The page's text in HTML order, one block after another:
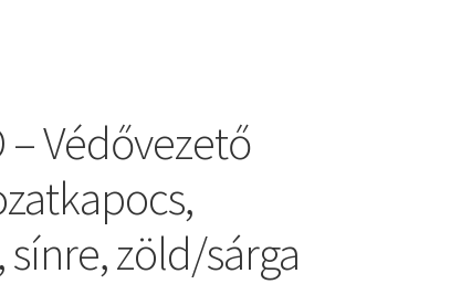
– Védővezető
sínre, zöld/sárga